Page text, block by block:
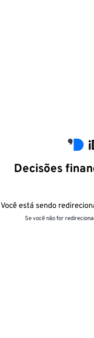
Decisões
Você está sendo
Se você não for